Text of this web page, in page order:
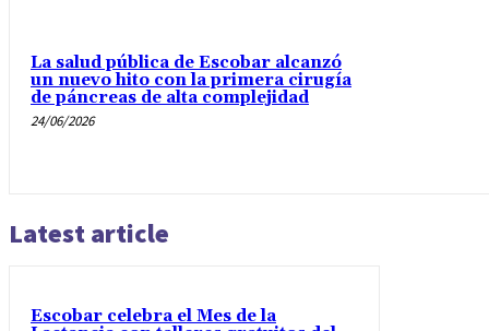
La salud pública de Escobar alcanzó
un nuevo hito con la primera cirugía
de páncreas de alta complejidad
24/06/2026
Latest article
Escobar celebra el Mes de la